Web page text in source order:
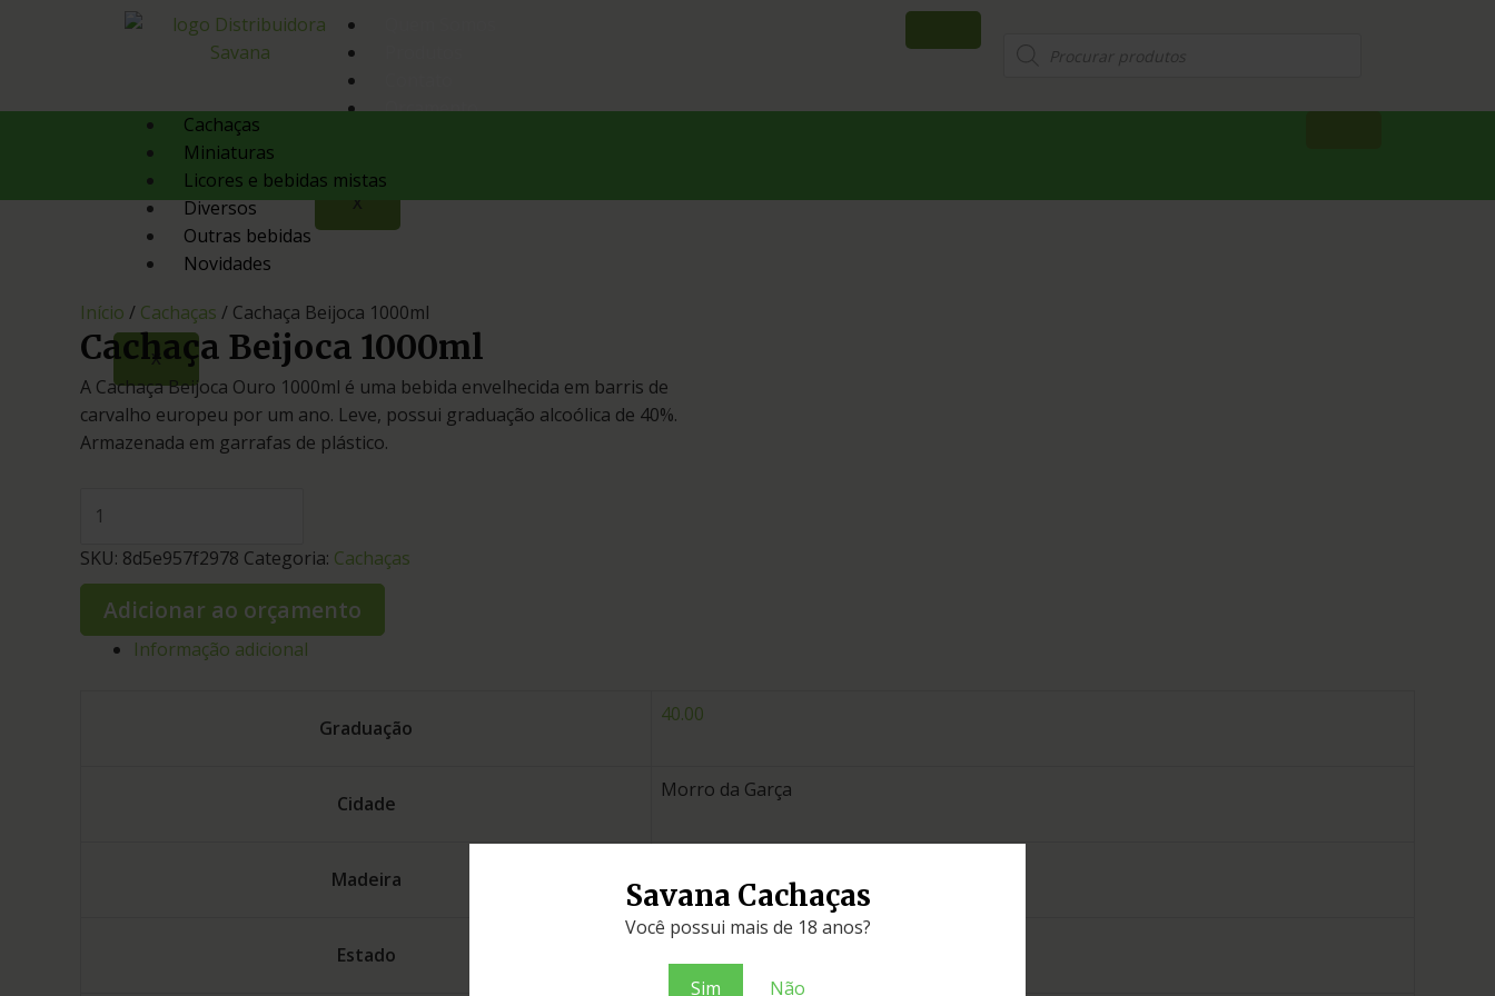
Savana Cachaças
Você possui mais de 18 anos?
Sim Não
Orçamento
X
Cachaças
Miniaturas
Licores e bebidas mistas
Diversos
Outras bebidas
Novidades
X
Início / Cachaças / Cachaça Beijoca 1000ml
Cachaça Beijoca 1000ml
A Cachaça Beijoca Ouro 1000ml é uma bebida envelhecida em barris de
carvalho europeu por um ano. Leve, possui graduação alcoólica de 40%.
Armazenada em garrafas de plástico.
SKU: 8d5e957f2978 Categoria: Cachaças
Adicionar ao orçamento
Informação adicional
Graduação
40.00
Cidade
Morro da Garça
Madeira
Estado
Minas Gerais